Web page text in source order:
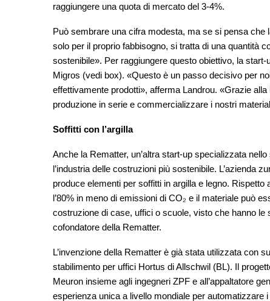
raggiungere una quota di mercato del 3-4%.
Può sembrare una cifra modesta, ma se si pensa che
solo per il proprio fabbisogno, si tratta di una quantità
sostenibile». Per raggiungere questo obiettivo, la
Migros (vedi box). «Questo è un passo decisivo per
effettivamente prodotti», afferma Landrou. «Grazie
produzione in serie e commercializzare i nostri
Soffitti con l’argilla
Anche la Rematter, un’altra start-up specializzata
l’industria delle costruzioni più sostenibile. L’azienda
produce elementi per soffitti in argilla e legno.
l’80% in meno di emissioni di CO₂ e il materiale può
costruzione di case, uffici o scuole, visto che hanno
cofondatore della Rematter.
L’invenzione della Rematter è già stata utilizzata con
stabilimento per uffici Hortus di Allschwil (BL). Il
Meuron insieme agli ingegneri ZPF e all’appaltatore
esperienza unica a livello mondiale per